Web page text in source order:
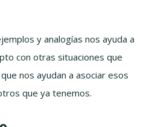
y analogías nos ayuda a
con otras situaciones que
nos ayudan a asociar esos
que ya tenemos.